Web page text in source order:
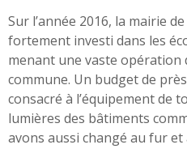
Sur l’année 2016, la mairie
fortement investi dans les
menant une vaste opération
commune. Un budget de
consacré à l’équipement de
lumières des bâtiments
avons aussi changé au fur